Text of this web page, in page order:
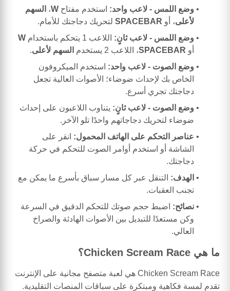
وضع اللمس - لاعب واحد: استخدم مفتاح W، السهم
لأعلى، أو SPACEBAR لتحريك دجاجتك للأمام.
وضع اللمس - لاعب ثانٍ: اللاعب 1 يتحكم باستخدام
W
أو SPACEBAR، اللاعب 2 يستخدم السهم لأعلى.
وضع الصوت - لاعب واحد: استخدم الميكروفون
الخاص بك لإحداث ضوضاء؛ الأصوات العالية تجعل
دجاجتك تجري أسرع.
وضع الصوت - لاعب ثانٍ: يتناوب اللاعبون على إحداث
ضوضاء لتحريك دجاجاتهم واحدًا تلو الآخر.
عناصر التحكم على الهاتف المحمول: انقر على
الشاشة أو استخدم أوامر الصوت للتحكم في حركة
دجاجتك.
الهدف: التنقل عبر كل مسار سباق بأسرع ما يمكن مع
تجنب العقبات.
نصائح: اضبط حجم صوتك للتحكم الدقيق في السرعة
وكن مستعدًا للتبديل بين الأصوات الهادئة والصراخ
العالي.
ما هي Chicken Scream Race؟
Chicken Scream Race هي لعبة متصفح مجانية على الإنترنت
تقدم لمسة فكاهية ومبتكرة على سباقات المنصات التقليدية.